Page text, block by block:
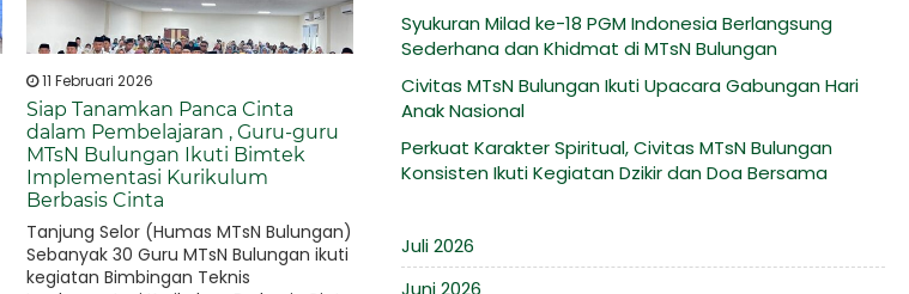
11 Februari 2026
Siap Tanamkan Panca Cinta
dalam Pembelajaran , Guru-guru
MTsN Bulungan Ikuti Bimtek
Implementasi Kurikulum
Berbasis Cinta
Tanjung Selor (Humas MTsN Bulungan)
Sebanyak 30 Guru MTsN Bulungan ikuti
kegiatan Bimbingan Teknis
Syukuran Milad ke-18 PGM Indonesia Berlangsung
Sederhana dan Khidmat di MTsN Bulungan
Civitas MTsN Bulungan Ikuti Upacara Gabungan Hari
Anak Nasional
Perkuat Karakter Spiritual, Civitas MTsN Bulungan
Konsisten Ikuti Kegiatan Dzikir dan Doa Bersama
Juli 2026
Juni 2026